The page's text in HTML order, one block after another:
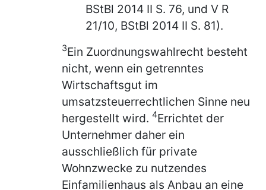
BStBl 2014 II S. 76, und V R
21/10, BStBl 2014 II S. 81).
3Ein Zuordnungswahlrecht besteht
nicht, wenn ein getrenntes
Wirtschaftsgut im
umsatzsteuerrechtlichen Sinne neu
hergestellt wird. 4Errichtet der
Unternehmer daher ein
ausschließlich für private
Wohnzwecke zu nutzendes
Einfamilienhaus als Anbau an eine